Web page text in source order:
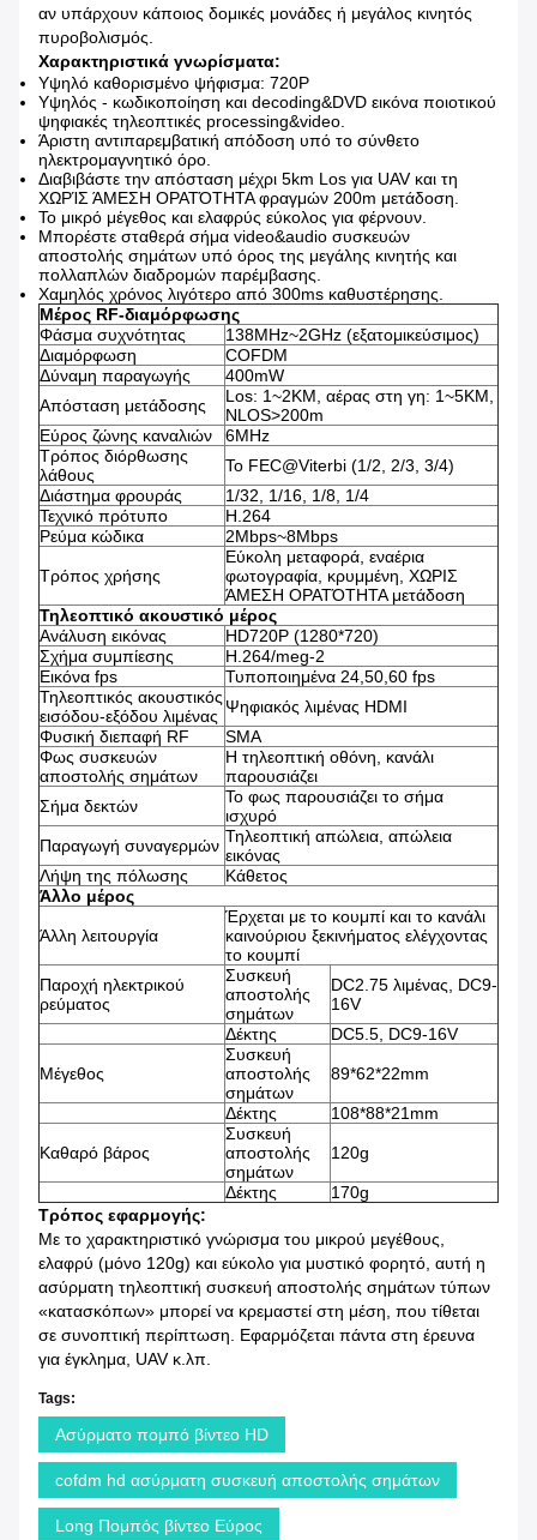
αν υπάρχουν κάποιος δομικές μονάδες ή μεγάλος κινητός
πυροβολισμός.
Χαρακτηριστικά γνωρίσματα:
Υψηλό καθορισμένο ψήφισμα: 720P
Υψηλός - κωδικοποίηση και decoding&DVD εικόνα ποιοτικού
ψηφιακές τηλεοπτικές processing&video.
Άριστη αντιπαρεμβατική απόδοση υπό το σύνθετο
ηλεκτρομαγνητικό όρο.
Διαβιβάστε την απόσταση μέχρι 5km Los για UAV και τη
ΧΩΡΊΣ ΆΜΕΣΗ ΟΡΑΤΌΤΗΤΑ φραγμών 200m μετάδοση.
Το μικρό μέγεθος και ελαφρύς εύκολος για φέρνουν.
Μπορέστε σταθερά σήμα video&audio συσκευών
αποστολής σημάτων υπό όρος της μεγάλης κινητής και
πολλαπλών διαδρομών παρέμβασης.
Χαμηλός χρόνος λιγότερο από 300ms καθυστέρησης.
Μέρος RF-διαμόρφωσης
Φάσμα συχνότητας
138MHz~2GHz (εξατομικεύσιμος)
Διαμόρφωση
COFDM
Δύναμη παραγωγής
400mW
Απόσταση μετάδοσης
Los: 1~2KM, αέρας στη γη: 1~5KM,
NLOS>200m
Εύρος ζώνης καναλιών
6MHz
Τρόπος διόρθωσης
λάθους
Το FEC@Viterbi (1/2, 2/3, 3/4)
Διάστημα φρουράς
1/32, 1/16, 1/8, 1/4
Τεχνικό πρότυπο
H.264
Ρεύμα κώδικα
2Mbps~8Mbps
Τρόπος χρήσης
Εύκολη μεταφορά, εναέρια
φωτογραφία, κρυμμένη, ΧΩΡΙΣ
ΆΜΕΣΗ ΟΡΑΤΌΤΗΤΑ μετάδοση
Τηλεοπτικό ακουστικό μέρος
Ανάλυση εικόνας
HD720P (1280*720)
Σχήμα συμπίεσης
H.264/meg-2
Εικόνα fps
Τυποποιημένα 24,50,60 fps
Τηλεοπτικός ακουστικός
εισόδου-εξόδου λιμένας Ψηφιακός λιμένας HDMI
Φυσική διεπαφή RF
SMA
Φως συσκευών
αποστολής σημάτων
Η τηλεοπτική οθόνη, κανάλι
παρουσιάζει
Σήμα δεκτών
Το φως παρουσιάζει το σήμα
ισχυρό
Παραγωγή συναγερμών Τηλεοπτική απώλεια, απώλεια
εικόνας
Λήψη της πόλωσης
Κάθετος
Άλλο μέρος
Άλλη λειτουργία
Έρχεται με το κουμπί και το κανάλι
καινούριου ξεκινήματος ελέγχοντας
το κουμπί
Παροχή ηλεκτρικού
ρεύματος
Συσκευή
αποστολής
σημάτων
DC2.75 λιμένας, DC9-
16V
Δέκτης
DC5.5, DC9-16V
Μέγεθος
Συσκευή
αποστολής
σημάτων
89*62*22mm
Δέκτης 108*88*21mm
Καθαρό βάρος
Συσκευή
αποστολής
σημάτων
120g
Δέκτης
170g
Τρόπος εφαρμογής:
Με το χαρακτηριστικό γνώρισμα του μικρού μεγέθους,
ελαφρύ (μόνο 120g) και εύκολο για μυστικό φορητό, αυτή η
ασύρματη τηλεοπτική συσκευή αποστολής σημάτων τύπων
«κατασκόπων» μπορεί να κρεμαστεί στη μέση, που τίθεται
σε συνοπτική περίπτωση. Εφαρμόζεται πάντα στη έρευνα
για έγκλημα, UAV κ.λπ.
Tags:
Ασύρματο πομπό βίντεο HD
cofdm hd ασύρματη συσκευή αποστολής σημάτων
Long Πομπός βίντεο Εύρος